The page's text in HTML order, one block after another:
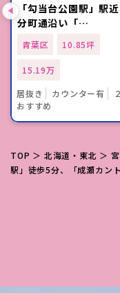
「勾当台公園駅」駅
分町通沿い「…
青葉区 10.85坪
15.19万
居抜き
カウンター有
おすすめ
TOP ＞ 北海道・東北 ＞
駅」徒歩5分、「成瀬カン